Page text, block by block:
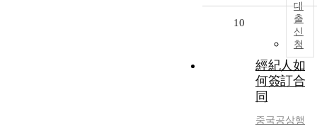
대
출
신
청
10
經紀人如
何簽訂合
同
중국공상행